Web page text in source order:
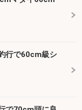
行で60cm級シ